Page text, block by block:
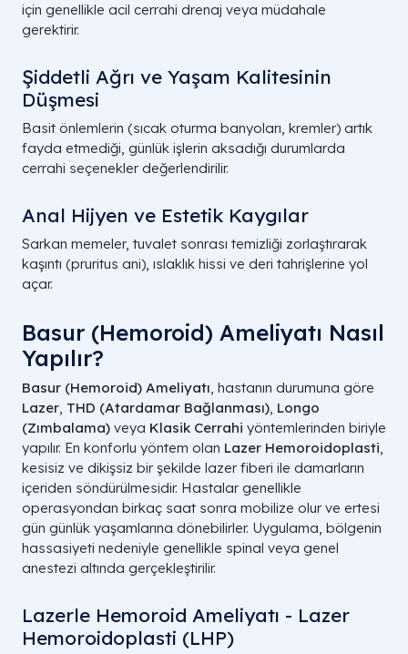
için genellikle acil cerrahi drenaj veya müdahale
gerektirir.
Şiddetli Ağrı ve Yaşam Kalitesinin
Düşmesi
Basit önlemlerin (sıcak oturma banyoları, kremler) artık
fayda etmediği, günlük işlerin aksadığı durumlarda
cerrahi seçenekler değerlendirilir.
Anal Hijyen ve Estetik Kaygılar
Sarkan memeler, tuvalet sonrası temizliği zorlaştırarak
kaşıntı (pruritus ani), ıslaklık hissi ve deri tahrişlerine yol
açar.
Basur (Hemoroid) Ameliyatı Nasıl
Yapılır?
Basur (Hemoroid) Ameliyatı, hastanın durumuna göre
Lazer, THD (Atardamar Bağlanması), Longo
(Zımbalama) veya Klasik Cerrahi yöntemlerinden biriyle
yapılır. En konforlu yöntem olan Lazer Hemoroidoplasti,
kesisiz ve dikişsiz bir şekilde lazer fiberi ile damarların
içeriden söndürülmesidir. Hastalar genellikle
operasyondan birkaç saat sonra mobilize olur ve ertesi
gün günlük yaşamlarına dönebilirler. Uygulama, bölgenin
hassasiyeti nedeniyle genellikle spinal veya genel
anestezi altında gerçekleştirilir.
Lazerle Hemoroid Ameliyatı - Lazer
Hemoroidoplasti (LHP)